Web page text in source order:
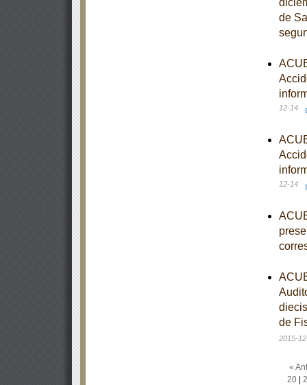
de
12-14
12-14
de
2015-
«
20|